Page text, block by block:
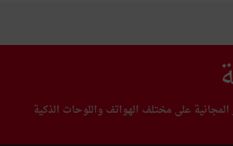
على مختلف الهواتف واللوحات الذكية